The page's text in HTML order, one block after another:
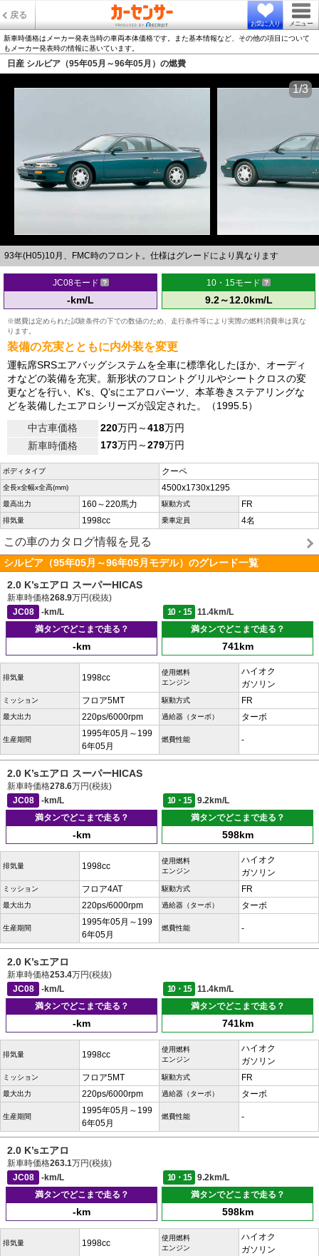
戻る
お気に入り メニュー
新車時価格はメーカー発表当時の車両本体価格です。また基本情報など、その他の項目について
もメーカー発表時の情報に基いています。
日産 シルビア（95年05月～96年05月）の燃費
93年(H05)10月、FMC時のフロント。仕様はグレードにより異なります
1/3
JC08モード
-km/L
10・15モード
9.2～12.0km/L
※燃費は定められた試験条件の下での数値のため、走行条件等により実際の燃料消費率は異な
ります。
装備の充実とともに内外装を変更
運転席SRSエアバッグシステムを全車に標準化したほか、オーディ
オなどの装備を充実。新形状のフロントグリルやシートクロスの変
更などを行い、K’s、Q’sにエアロパーツ、本革巻きステアリングな
どを装備したエアロシリーズが設定された。（1995.5）
中古車価格
220万円～418万円
新車時価格
173万円～279万円
ボディタイプ クーペ
全長x全幅x全高(mm) 4500x1730x1295
最高出力 160～220馬力 駆動方式 FR
排気量 1998cc 乗車定員 4名
この車のカタログ情報を見る
シルビア（95年05月～96年05月モデル）のグレード一覧
2.0 K’sエアロ スーパーHICAS
新車時価格268.9万円(税抜)
JC08
-km/L 10・15
11.4km/L
満タンでどこまで走る？
-km
満タンでどこまで走る？
741km
排気量 1998cc
使用燃料
エンジン
ハイオク
ガソリン
ミッション フロア5MT 駆動方式 FR
最大出力 220ps/6000rpm 過給器（ターボ） ターボ
生産期間
1995年05月～199
6年05月
燃費性能 -
2.0 K’sエアロ スーパーHICAS
新車時価格278.6万円(税抜)
JC08
-km/L 10・15
9.2km/L
満タンでどこまで走る？
-km
満タンでどこまで走る？
598km
排気量 1998cc
使用燃料
エンジン
ハイオク
ガソリン
ミッション フロア4AT 駆動方式 FR
最大出力 220ps/6000rpm 過給器（ターボ） ターボ
生産期間
1995年05月～199
6年05月
燃費性能 -
2.0 K’sエアロ
新車時価格253.4万円(税抜)
JC08
-km/L 10・15
11.4km/L
満タンでどこまで走る？
-km
満タンでどこまで走る？
741km
排気量 1998cc
使用燃料
エンジン
ハイオク
ガソリン
ミッション フロア5MT 駆動方式 FR
最大出力 220ps/6000rpm 過給器（ターボ） ターボ
生産期間
1995年05月～199
6年05月
燃費性能 -
2.0 K’sエアロ
新車時価格263.1万円(税抜)
JC08
-km/L 10・15
9.2km/L
満タンでどこまで走る？
-km
満タンでどこまで走る？
598km
排気量 1998cc
使用燃料
エンジン
ハイオク
ガソリン